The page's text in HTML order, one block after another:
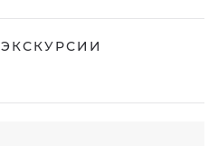
ЭКСКУРСИИ